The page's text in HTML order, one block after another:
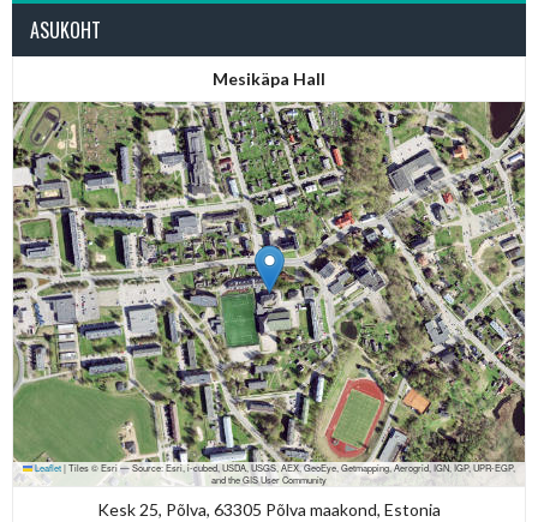
ASUKOHT
Mesikäpa Hall
Leaflet |Tiles © Esri — Source: Esri, i-cubed, USDA, USGS, AEX, GeoEye, Getmapping, Aerogrid, IGN, IGP, UPR-EGP,
and the GIS User Community
Kesk 25, Põlva, 63305 Põlva maakond, Estonia